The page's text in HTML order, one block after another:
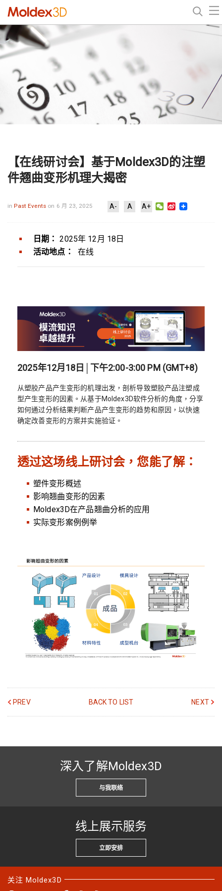
【在线研讨会】基于Moldex3D的注塑
件翘曲变形机理大揭密
inPast Events on 6 月 23, 2025 A- A A+ WeChat
Sina
日期：
2025年 12月 18日
活动地点：
在线
2025年12月18日│下午2:00-3:00 PM (GMT+8)
从塑胶产品产生变形的机理出发，剖析导致塑胶产品注塑成
型产生变形的因素。从基于Moldex3D软件分析的角度，分享
如何通过分析结果判断产品产生变形的趋势和原因，以快速
确定改善变形的方案并实施验证。
透过这场线上研讨会，您能了解：
塑件变形概述
影响翘曲变形的因素
Moldex3D在产品翘曲分析的应用
实际变形案例例举
PREV BACK TO LIST NEXT
深入了解Moldex3D
与我联络
线上展示服务
立即安排
关注 Moldex3D